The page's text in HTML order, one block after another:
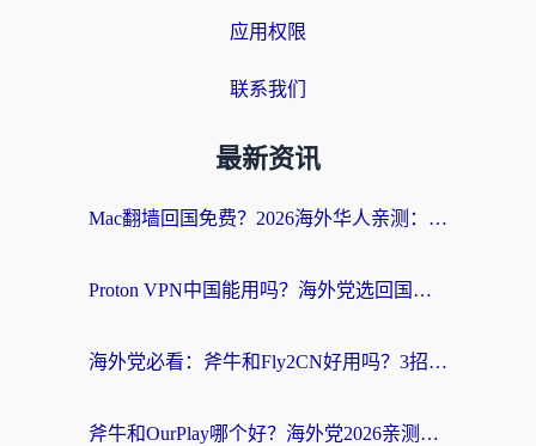
应用权限
联系我们
最新资讯
Mac翻墙回国免费？2026海外华人亲测：从CCTV5直播到国内APP，这样选加速器才靠谱
Proton VPN中国能用吗？海外党选回国加速器的避坑指南（附番茄加速器实测）
海外党必看：斧牛和Fly2CN好用吗？3招教你选对回国加速器（附免费试用攻略）
斧牛和OurPlay哪个好？海外党2026亲测：选对加速器，国内资源秒加载